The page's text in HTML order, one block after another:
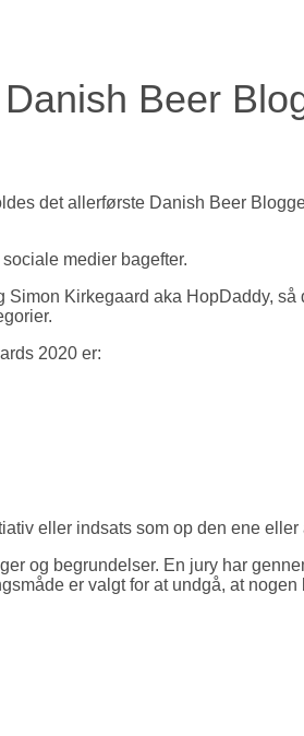
Beer
det allerførste Danish Beer
medier bagefter.
Kirkegaard aka HopDaddy,
2020 er:
eller indsats som op den ene
og begrundelser. En jury har
er valgt for at undgå, at